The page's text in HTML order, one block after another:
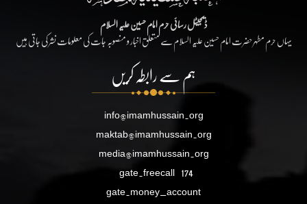
ڈیجیٹل رسائی حرم امام حسین علیہ السلام
یہاں حرم مطہر حضرت امام حسین علیہ السلام سے متعلق اخبار و منصوبہ جات کی معلومات نشر کی جاتی ہیں
ہم سے رابطہ کریں
info@imamhussain.org
maktab@imamhussain.org
media@imamhussain.org
gate.freecall 174
gate.money_account